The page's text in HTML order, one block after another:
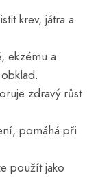
krev, játra a
ekzému a
zdravý růst
pomáhá při
použít jako